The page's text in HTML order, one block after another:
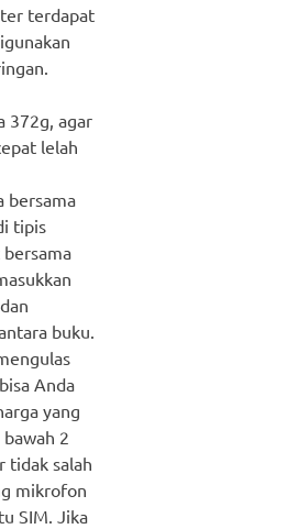
terdapat
372g, agar
lelah
bersama
tipis
buku.
Anda
yang
2
tidak salah
mikrofon
SIM. Jika